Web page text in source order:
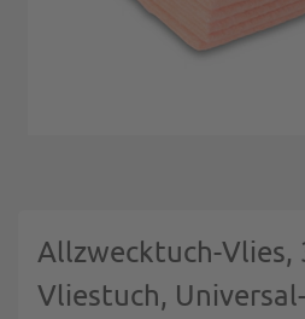
Allzwecktuch-Vlies,
Vliestuch, Universal-